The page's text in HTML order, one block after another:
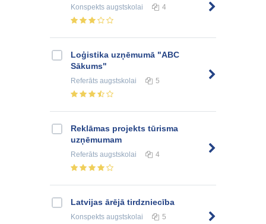
Konspekts augstskolai 4
Loģistika uzņēmumā "ABC
Sākums"
Referāts augstskolai 5
Reklāmas projekts tūrisma
uzņēmumam
Referāts augstskolai 4
Latvijas ārējā tirdzniecība
Konspekts augstskolai 5